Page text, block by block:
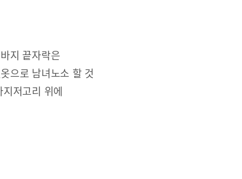
지 끝자락은
으로 남녀노소 할 것
저고리 위에